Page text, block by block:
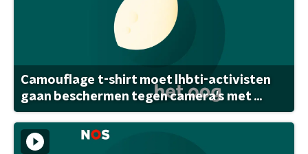
Camouflage t-shirt moet lhbti-activisten
gaan beschermen tegen camera's met ...